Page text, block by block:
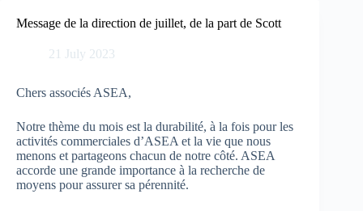
Message de la direction de juillet, de la part de Scott
21 July 2023
Chers associés ASEA,
Notre thème du mois est la durabilité, à la fois pour les
activités commerciales d’ASEA et la vie que nous
menons et partageons chacun de notre côté. ASEA
accorde une grande importance à la recherche de
moyens pour assurer sa pérennité.